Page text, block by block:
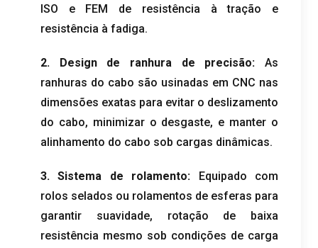
ISO e FEM de resistência à tração e
resistência à fadiga.
2. Design de ranhura de precisão: As
ranhuras do cabo são usinadas em CNC nas
dimensões exatas para evitar o deslizamento
do cabo, minimizar o desgaste, e manter o
alinhamento do cabo sob cargas dinâmicas.
3. Sistema de rolamento:
Equipado com
rolos selados ou rolamentos de esferas para
garantir suavidade, rotação de baixa
resistência mesmo sob condições de carga